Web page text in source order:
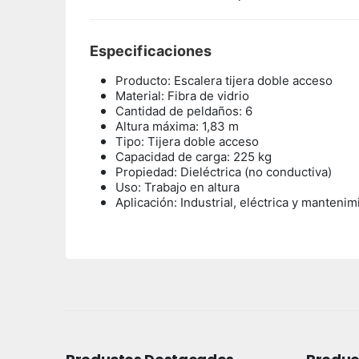
Especificaciones
Producto: Escalera tijera doble acceso
Material: Fibra de vidrio
Cantidad de peldaños: 6
Altura máxima: 1,83 m
Tipo: Tijera doble acceso
Capacidad de carga: 225 kg
Propiedad: Dieléctrica (no conductiva)
Uso: Trabajo en altura
Aplicación: Industrial, eléctrica y